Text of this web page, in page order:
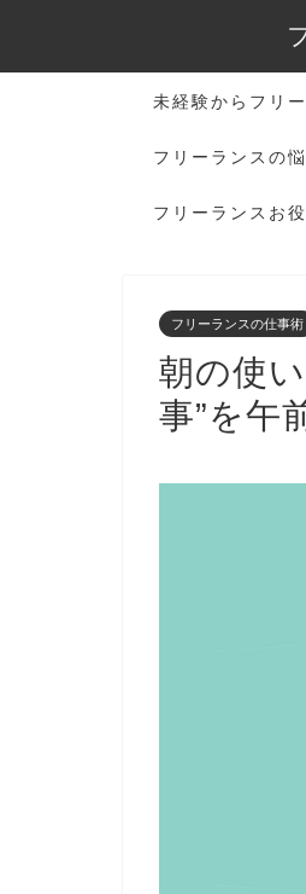
未経験からフリ
フリーランスの
フリーランスお
フリーランスの仕事術
朝の使
事”を午